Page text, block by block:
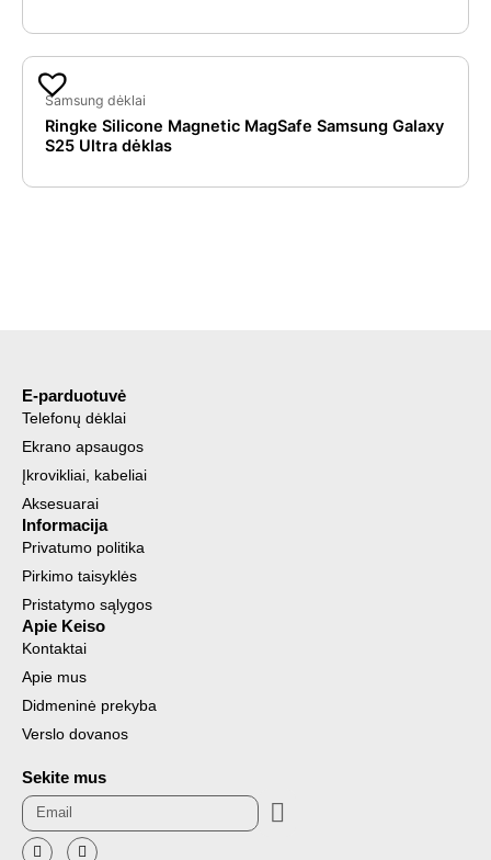
Samsung dėklai
Ringke Silicone Magnetic MagSafe Samsung Galaxy
S25 Ultra dėklas
E-parduotuvė
Telefonų dėklai
Ekrano apsaugos
Įkrovikliai, kabeliai
Aksesuarai
Informacija
Privatumo politika
Pirkimo taisyklės
Pristatymo sąlygos
Apie Keiso
Kontaktai
Apie mus
Didmeninė prekyba
Verslo dovanos
Sekite mus
Email
Submit
F
I